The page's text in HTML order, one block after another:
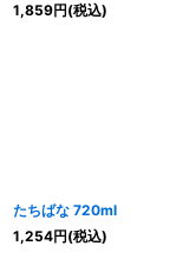
1,859円(税込)
たちばな 720ml
1,254円(税込)